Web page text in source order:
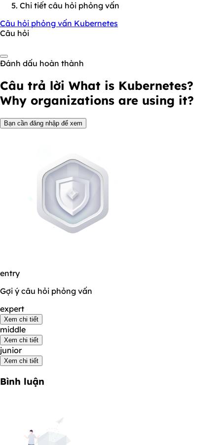
Chi tiết câu hỏi phỏng vấn
Câu hỏi phỏng vấn Kubernetes
Câu hỏi
Đánh dấu hoàn thành
Câu trả lời What is Kubernetes?
Why organizations are using it?
Bạn cần đăng nhập để xem
entry
Gợi ý câu hỏi phỏng vấn
expert
Xem chi tiết
middle
Xem chi tiết
junior
Xem chi tiết
Bình luận